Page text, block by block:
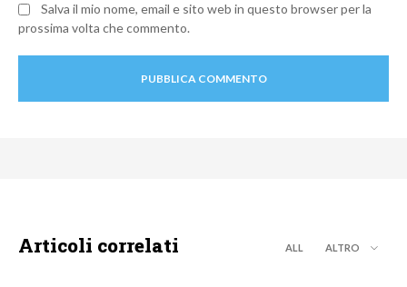
Salva il mio nome, email e sito web in questo browser per la
prossima volta che commento.
Articoli correlati ALL ALTRO